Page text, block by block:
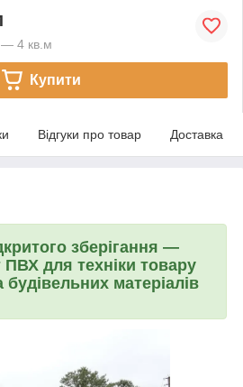
— 4 кв.м
Купити
Відгуки про товар Доставка
зберігання —
ПВХ для техніки товару
будівельних матеріалів